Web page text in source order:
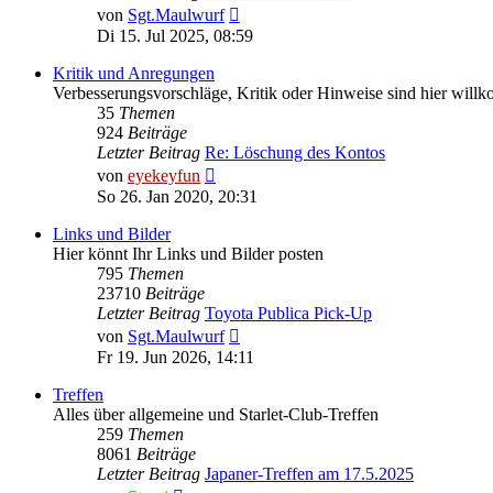
von Sgt.Maulwurf
Beitrag
Di 15. Jul 2025, 08:59
Kritik und Anregungen
Verbesserungsvorschläge, Kritik oder Hinweise sind hier
35 Themen
924 Beiträge
Letzter Beitrag Re: Löschung des Kontos
von eyekeyfun
Beitrag
So 26. Jan 2020, 20:31
Links und Bilder
Hier könnt Ihr Links und Bilder posten
795 Themen
23710 Beiträge
Letzter Beitrag Toyota Publica Pick-Up
von Sgt.Maulwurf
Beitrag
Fr 19. Jun 2026, 14:11
Treffen
Alles über allgemeine und Starlet-Club-Treffen
259 Themen
8061 Beiträge
Letzter Beitrag Japaner-Treffen am 17.5.2025